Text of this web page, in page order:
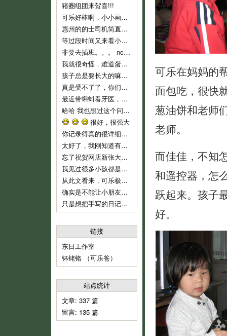
猪圈组团来贺喜!!!
可乐好棒啊，小小画家！
惠州的的士司机简直就是人渣...服务态度不好..个人素质差..喜欢兜远路,花钱做他们的的士..他们反而是老大,还说争创文明城市,有
等过段时间又来看小可乐
非要去插班。。。 nc，nc，新时代的蛋痛。
我就很奇怪，难道蛋教主和教主夫人小时候没有去过幼儿园么？难倒不记得当时自己的心情吗？ 自从蛋教主一开始说通过洗脑，可以让小孩
孩子总是要长大的嘛，3岁上幼儿园也不算早吧，我们从来不乱给药给可乐吃的，就是发烧不高，我们也都是坚持监督喝水降温而已。长河叔叔，太
真是受不了了，你们就不能让可乐对幼儿园渐进适应吗？ 都开始出现生理反应了。再说，现在小孩这么小，不能随便用药，怎么像起来这么
最近带蝌蚪看牙医，医生说只要有牙齿就要开始刷牙！ 不过貌似小朋友不是很好教，蝌蚪现在非常愿意啃牙刷~ 听好些人提到巧虎里教刷牙
哈哈 我也想过这个问题。我不相信自己会有电影主角这么好的运气，所以宁愿跟那个最早发现问题的可怜科学家一样，全家人在一起……
很好，很强大
你记录得真的很详细，他长大了，会感谢妈妈给他留下这么珍贵的记忆！
太好了，我刚知道有这些地址，最近即将收拾一批，生小孩后不能穿的衣服，一定去寄。
忘了祝贺网店新张大吉，生意兴隆！！
我见过很多小孩都是这样，二岁左右是特别不乖的时期，自我意识开始膨胀，以逆反为乐，给他说道理又不懂，这是正常的，小桃你已经很有耐心了
从此文看来，可乐极具创意，涂鸦都这么有风格，玩汽车还玩得这么有门道。亲亲可乐赞一个！
确实是不能让小朋友单独坐的，一个急刹车就很危险了。我也是很短的路途而且低峰期才敢单独让他坐车的。
只是想把手写的日记送给可乐，毕竟觉得手写本看起来要比电子版有感觉一些。当然，以后也会常更新可乐的一些成长记录上来和大家分享的。
链接
东日工作室
钚铑铬 （可乐爸）
站点统计
文章: 337 篇
留言: 135 篇
可乐在妈妈的
面包吃，很快
葱油饼和老师
老师。
而佳佳，不知
和遥控器，怎
跃起来。孩子
好。